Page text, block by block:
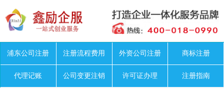
浦东公司注册 注册流程费用 外资公司注册 商标注册
代理记账 公司变更注销 许可证办理 注册指南